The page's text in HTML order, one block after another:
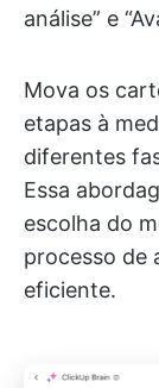
análise” e
Mova os
etapas à
diferentes
Essa
escolha do
processo de
eficiente.